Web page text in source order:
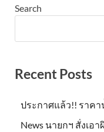
Search
Recent Posts
ประกาศแล้ว!! ราคา
News นายกฯ สั่งเ